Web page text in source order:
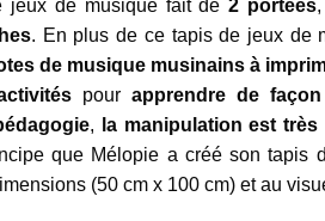
jeux de musique fait de2 portées
. En plus de ce tapis de jeux de
de musique musinains à
pourapprendre de
, la manipulation est
que Mélopie a créé son tapis
(50 cm x 100 cm) et au